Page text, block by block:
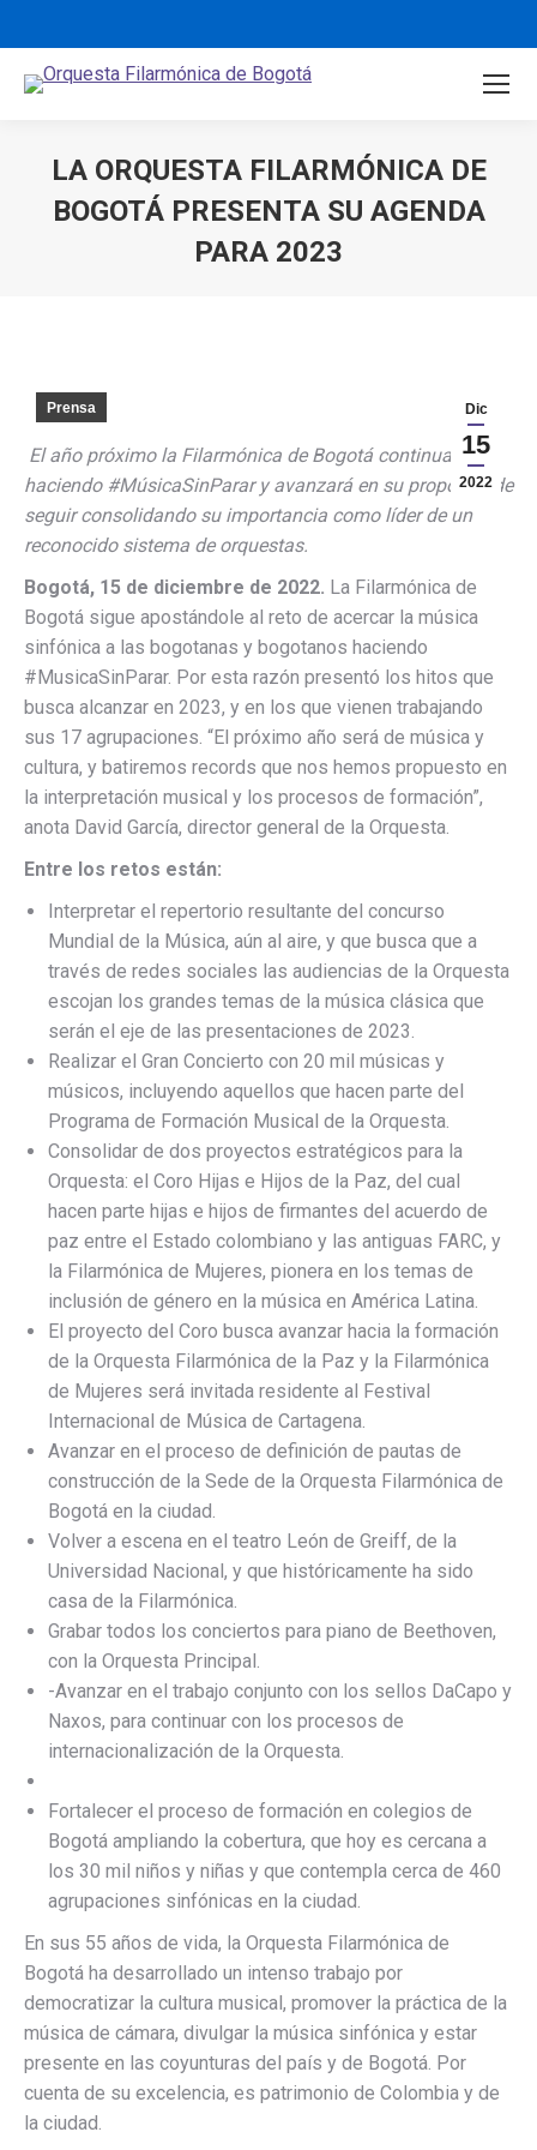
LA ORQUESTA FILARMÓNICA DE
BOGOTÁ PRESENTA SU AGENDA
PARA 2023
Dic
15
2022
Prensa
El año próximo la Filarmónica de Bogotá continuará
haciendo #MúsicaSinParar y avanzará en su propósito de
seguir consolidando su importancia como líder de un
reconocido sistema de orquestas.
Bogotá, 15 de diciembre de 2022. La Filarmónica de
Bogotá sigue apostándole al reto de acercar la música
sinfónica a las bogotanas y bogotanos haciendo
#MusicaSinParar. Por esta razón presentó los hitos que
busca alcanzar en 2023, y en los que vienen trabajando
sus 17 agrupaciones. “El próximo año será de música y
cultura, y batiremos records que nos hemos propuesto en
la interpretación musical y los procesos de formación”,
anota David García, director general de la Orquesta.
Entre los retos están:
Interpretar el repertorio resultante del concurso
Mundial de la Música, aún al aire, y que busca que a
través de redes sociales las audiencias de la Orquesta
escojan los grandes temas de la música clásica que
serán el eje de las presentaciones de 2023.
Realizar el Gran Concierto con 20 mil músicas y
músicos, incluyendo aquellos que hacen parte del
Programa de Formación Musical de la Orquesta.
Consolidar de dos proyectos estratégicos para la
Orquesta: el Coro Hijas e Hijos de la Paz, del cual
hacen parte hijas e hijos de firmantes del acuerdo de
paz entre el Estado colombiano y las antiguas FARC, y
la Filarmónica de Mujeres, pionera en los temas de
inclusión de género en la música en América Latina.
El proyecto del Coro busca avanzar hacia la formación
de la Orquesta Filarmónica de la Paz y la Filarmónica
de Mujeres será invitada residente al Festival
Internacional de Música de Cartagena.
Avanzar en el proceso de definición de pautas de
construcción de la Sede de la Orquesta Filarmónica de
Bogotá en la ciudad.
Volver a escena en el teatro León de Greiff, de la
Universidad Nacional, y que históricamente ha sido
casa de la Filarmónica.
Grabar todos los conciertos para piano de Beethoven,
con la Orquesta Principal.
-Avanzar en el trabajo conjunto con los sellos DaCapo y
Naxos, para continuar con los procesos de
internacionalización de la Orquesta.
Fortalecer el proceso de formación en colegios de
Bogotá ampliando la cobertura, que hoy es cercana a
los 30 mil niños y niñas y que contempla cerca de 460
agrupaciones sinfónicas en la ciudad.
En sus 55 años de vida, la Orquesta Filarmónica de
Bogotá ha desarrollado un intenso trabajo por
democratizar la cultura musical, promover la práctica de la
música de cámara, divulgar la música sinfónica y estar
presente en las coyunturas del país y de Bogotá. Por
cuenta de su excelencia, es patrimonio de Colombia y de
la ciudad.